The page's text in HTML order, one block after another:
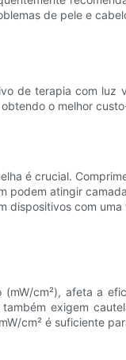
de pele e
de terapia com luz
o melhor
é crucial.
podem atingir
dispositivos com
cm²), afeta a
exigem
cm² é suficiente